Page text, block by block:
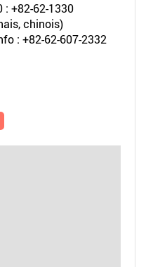
: +82-62-1330
chinois)
: +82-62-607-2332